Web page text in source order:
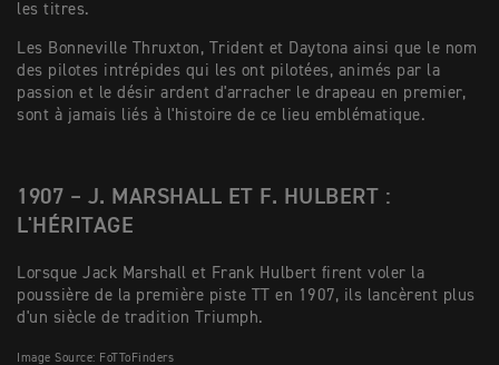
les titres.
Les Bonneville Thruxton, Trident et Daytona ainsi que le nom
des pilotes intrépides qui les ont pilotées, animés par la
passion et le désir ardent d'arracher le drapeau en premier,
sont à jamais liés à l'histoire de ce lieu emblématique.
1907 – J. MARSHALL ET F. HULBERT :
L'HÉRITAGE
Lorsque Jack Marshall et Frank Hulbert firent voler la
poussière de la première piste TT en 1907, ils lancèrent plus
d'un siècle de tradition Triumph.
Image Source: FoTToFinders